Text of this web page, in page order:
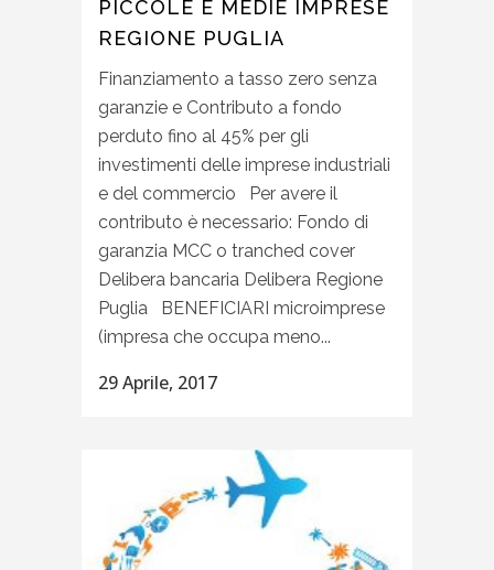
PICCOLE E MEDIE IMPRESE
REGIONE PUGLIA
Finanziamento a tasso zero senza
garanzie e Contributo a fondo
perduto fino al 45% per gli
investimenti delle imprese industriali
e del commercio Per avere il
contributo è necessario: Fondo di
garanzia MCC o tranched cover
Delibera bancaria Delibera Regione
Puglia BENEFICIARI microimprese
(impresa che occupa meno...
29 Aprile, 2017